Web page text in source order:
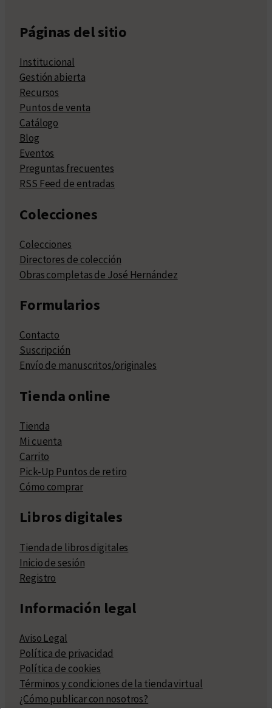
Páginas del sitio
Institucional
Gestión abierta
Recursos
Puntos de venta
Catálogo
Blog
Eventos
Preguntas frecuentes
RSS Feed de entradas
Colecciones
Colecciones
Directores de colección
Obras completas de José Hernández
Formularios
Contacto
Suscripción
Envío de manuscritos/originales
Tienda online
Tienda
Mi cuenta
Carrito
Pick-Up Puntos de retiro
Cómo comprar
Libros digitales
Tienda de libros digitales
Inicio de sesión
Registro
Información legal
Aviso Legal
Política de privacidad
Política de cookies
Términos y condiciones de la tienda virtual
¿Cómo publicar con nosotros?